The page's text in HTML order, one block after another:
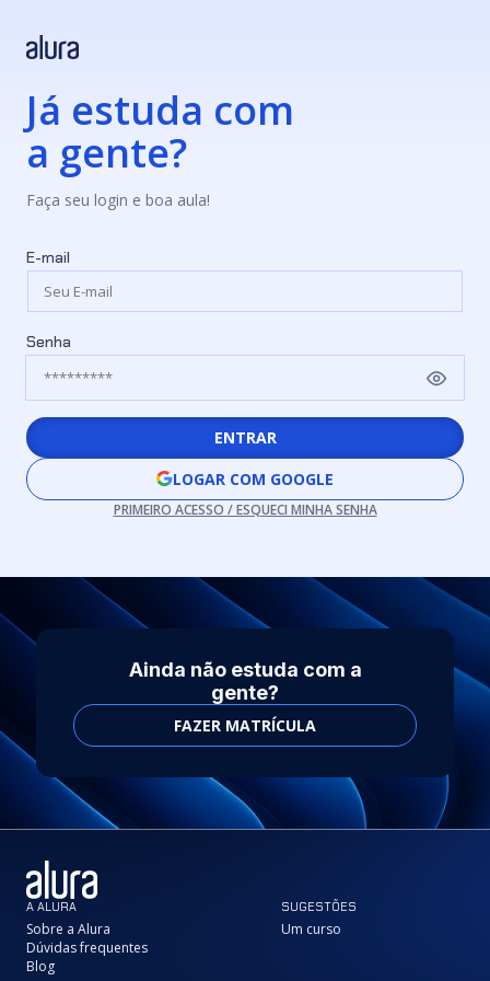
Já estuda com
a gente?
Faça seu login e boa aula!
E-mail
Senha
ENTRAR
LOGAR COM GOOGLE
PRIMEIRO ACESSO / ESQUECI MINHA SENHA
Ainda não estuda com a
gente?
FAZER MATRÍCULA
A ALURA
Sobre a Alura
Dúvidas frequentes
Blog
SUGESTÕES
Um curso